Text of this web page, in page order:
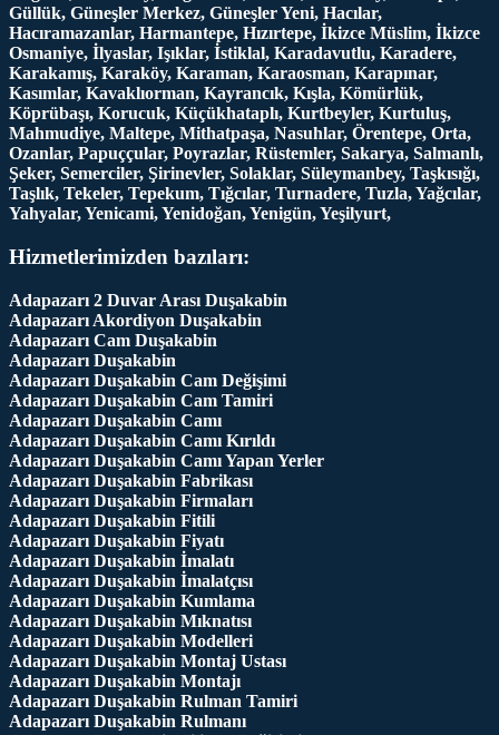
Güllük, Güneşler Merkez, Güneşler Yeni, Hacılar,
Hacıramazanlar, Harmantepe, Hızırtepe, İkizce Müslim, İkizce
Osmaniye, İlyaslar, Işıklar, İstiklal, Karadavutlu, Karadere,
Karakamış, Karaköy, Karaman, Karaosman, Karapınar,
Kasımlar, Kavaklıorman, Kayrancık, Kışla, Kömürlük,
Köprübaşı, Korucuk, Küçükhataplı, Kurtbeyler, Kurtuluş,
Mahmudiye, Maltepe, Mithatpaşa, Nasuhlar, Örentepe, Orta,
Ozanlar, Papuççular, Poyrazlar, Rüstemler, Sakarya, Salmanlı,
Şeker, Semerciler, Şirinevler, Solaklar, Süleymanbey, Taşkısığı,
Taşlık, Tekeler, Tepekum, Tığcılar, Turnadere, Tuzla, Yağcılar,
Yahyalar, Yenicami, Yenidoğan, Yenigün, Yeşilyurt,
Hizmetlerimizden bazıları:
Adapazarı 2 Duvar Arası Duşakabin
Adapazarı Akordiyon Duşakabin
Adapazarı Cam Duşakabin
Adapazarı Duşakabin
Adapazarı Duşakabin Cam Değişimi
Adapazarı Duşakabin Cam Tamiri
Adapazarı Duşakabin Camı
Adapazarı Duşakabin Camı Kırıldı
Adapazarı Duşakabin Camı Yapan Yerler
Adapazarı Duşakabin Fabrikası
Adapazarı Duşakabin Firmaları
Adapazarı Duşakabin Fitili
Adapazarı Duşakabin Fiyatı
Adapazarı Duşakabin İmalatı
Adapazarı Duşakabin İmalatçısı
Adapazarı Duşakabin Kumlama
Adapazarı Duşakabin Mıknatısı
Adapazarı Duşakabin Modelleri
Adapazarı Duşakabin Montaj Ustası
Adapazarı Duşakabin Montajı
Adapazarı Duşakabin Rulman Tamiri
Adapazarı Duşakabin Rulmanı